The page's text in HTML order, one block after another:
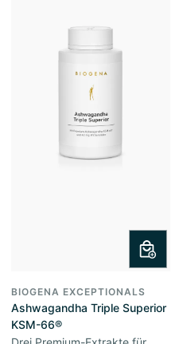
BIOGENA EXCEPTIONALS
Ashwagandha Triple Superior
KSM-66®